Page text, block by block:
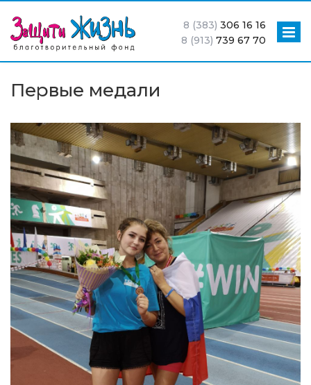
8 (383) 306 16 16
8 (913) 739 67 70
Первые медали